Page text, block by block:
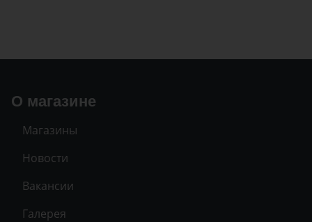
О магазине
Магазины
Новости
Вакансии
Галерея